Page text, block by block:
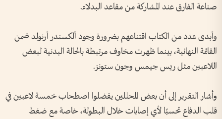
صناعة الفارق عند المشاركة من مقاعد البدلاء.
وأبدى عدد من الكتاب اقتناعهم بضرورة وجود ألكسندر أرنولد ضمن
القائمة النهائية، بينما ظهرت مخاوف مرتبطة بالحالة البدنية لبعض
اللاعبين مثل ريس جيمس وجون ستونز.
وأشار التقرير إلى أن بعض المحللين يفضلوا اصطحاب خمسة لاعبين في
قلب الدفاع تحسبًا لأي إصابات خلال البطولة، خاصة مع ضغط